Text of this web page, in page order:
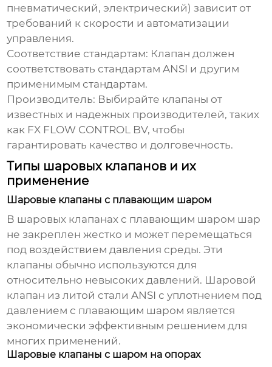
пневматический, электрический) зависит от
требований к скорости и автоматизации
управления.
Соответствие стандартам: Клапан должен
соответствовать стандартам ANSI и другим
применимым стандартам.
Производитель: Выбирайте клапаны от
известных и надежных производителей, таких
как FX FLOW CONTROL BV, чтобы
гарантировать качество и долговечность.
Типы шаровых клапанов и их
применение
Шаровые клапаны с плавающим шаром
В шаровых клапанах с плавающим шаром шар
не закреплен жестко и может перемещаться
под воздействием давления среды. Эти
клапаны обычно используются для
относительно невысоких давлений. Шаровой
клапан из литой стали ANSI с уплотнением под
давлением с плавающим шаром является
экономически эффективным решением для
многих применений.
Шаровые клапаны с шаром на опорах